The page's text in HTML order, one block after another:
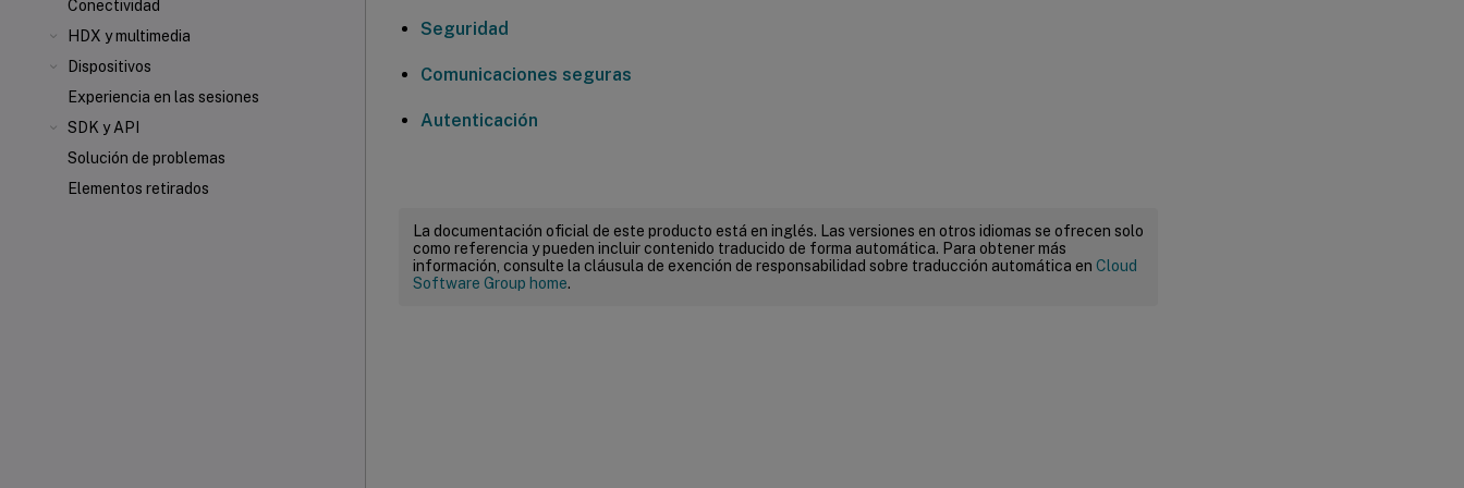
Conectividad
HDX y multimedia
Dispositivos
Experiencia en las sesiones
SDK y API
Solución de problemas
Elementos retirados
Seguridad
Comunicaciones seguras
Autenticación
La documentación oficial de este producto está en inglés. Las versiones en otros idiomas se ofrecen solo
como referencia y pueden incluir contenido traducido de forma automática. Para obtener más
información, consulte la cláusula de exención de responsabilidad sobre traducción automática en Cloud
Software Group home.